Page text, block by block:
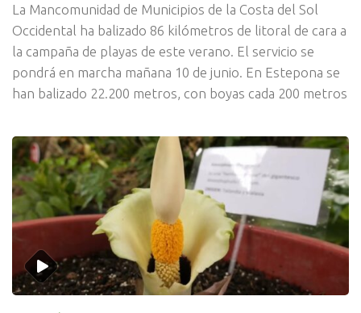
La Mancomunidad de Municipios de la Costa del Sol
Occidental ha balizado 86 kilómetros de litoral de cara a
la campaña de playas de este verano. El servicio se
pondrá en marcha mañana 10 de junio. En Estepona se
han balizado 22.200 metros, con boyas cada 200 metros